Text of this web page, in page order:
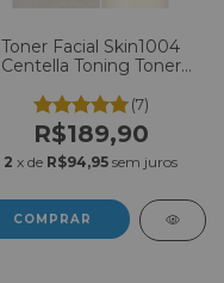
Toner Facial Skin1004
Centella Toning Toner
(7)
R$189,90
2 x de R$94,95 sem juros